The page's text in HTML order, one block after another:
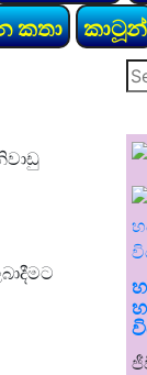
කතා කාටූන්